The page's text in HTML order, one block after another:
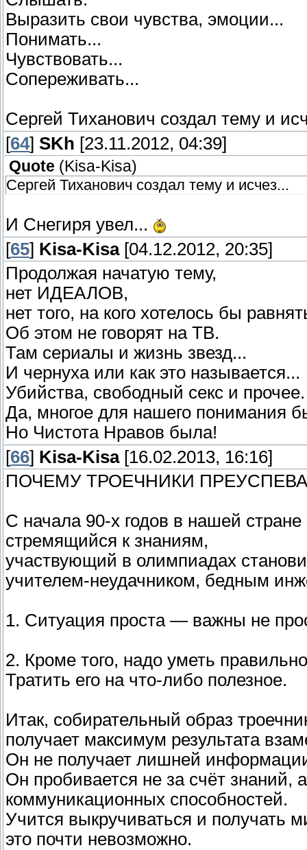
Выразить свои чувства, эмоции...
Понимать...
Чувствовать...
Сопереживать...
Сергей Тиханович создал тему и
[64] SKh [23.11.2012, 04:39]
Quote ( Kisa-Kisa)
Сергей Тиханович создал тему и исчез...
И Снегиря увел...
[65] Kisa-Kisa[04.12.2012, 20:35]
Продолжая начатую тему,
нет ИДЕАЛОВ,
нет того, на кого хотелось бы
Об этом не говорят на ТВ.
Там сериалы и жизнь звезд...
И чернуха или как это называется...
Убийства, свободный секс и прочее.
Да, многое для нашего понимания
Но Чистота Нравов была!
[66] Kisa-Kisa[16.02.2013, 16:16]
ПОЧЕМУ ТРОЕЧНИКИ
С начала 90-х годов в нашей
стремящийся к знаниям,
участвующий в олимпиадах
учителем-неудачником, бедным
1. Ситуация проста — важны не
2. Кроме того, надо уметь
Тратить его на что-либо полезное.
Итак, собирательный образ
получает максимум результата
Он не получает лишней
Он пробивается не за счёт знаний,
коммуникационных способностей.
Учится выкручиваться и получать
это почти невозможно.